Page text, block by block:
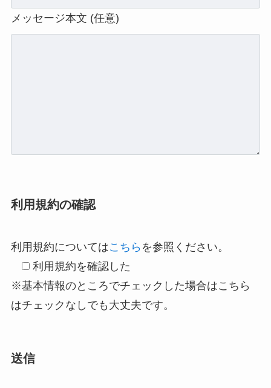
メッセージ本文 (任意)
利用規約の確認
利用規約についてはこちら を参照ください。
利用規約を確認した
※基本情報のところでチェックした場合はこちら
はチェックなしでも大丈夫です。
送信